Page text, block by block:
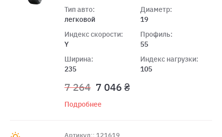
Тип авто:
легковой
Индекс скорости:
Y
Ширина:
235
Диаметр:
19
Профиль:
55
Индекс нагрузки:
105
7 264 7 046 ₴
Подробнее
Артикул:: 121619